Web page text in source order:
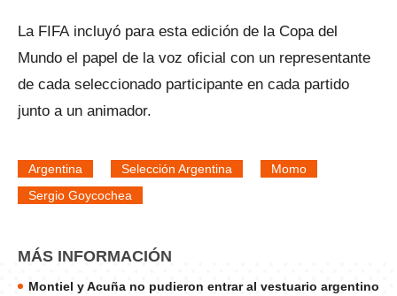
La FIFA incluyó para esta edición de la Copa del
Mundo el papel de la voz oficial con un representante
de cada seleccionado participante en cada partido
junto a un animador.
Argentina Selección Argentina
Momo
Sergio Goycochea
MÁS INFORMACIÓN
Montiel y Acuña no pudieron entrar al vestuario argentino